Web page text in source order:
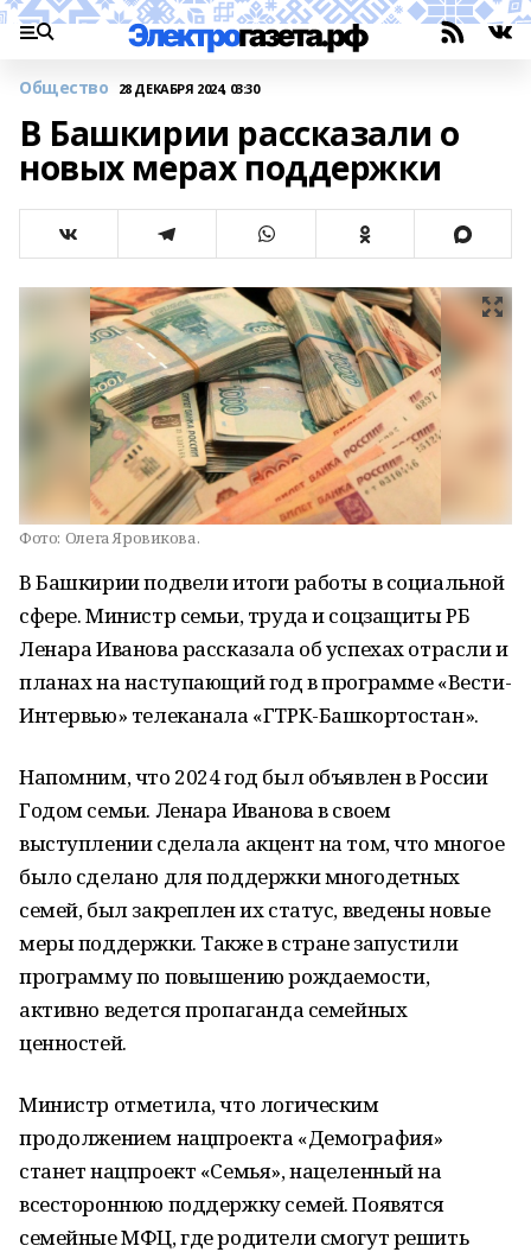
Общество 28 ДЕКАБРЯ 2024, 03:30
В Башкирии рассказали о
новых мерах поддержки
Фото: Олега Яровикова.
В Башкирии подвели итоги работы в социальной
сфере. Министр семьи, труда и соцзащиты РБ
Ленара Иванова рассказала об успехах отрасли и
планах на наступающий год в программе «Вести-
Интервью» телеканала «ГТРК-Башкортостан».
Напомним, что 2024 год был объявлен в России
Годом семьи. Ленара Иванова в своем
выступлении сделала акцент на том, что многое
было сделано для поддержки многодетных
семей, был закреплен их статус, введены новые
меры поддержки. Также в стране запустили
программу по повышению рождаемости,
активно ведется пропаганда семейных
ценностей.
Министр отметила, что логическим
продолжением нацпроекта «Демография»
станет нацпроект «Семья», нацеленный на
всестороннюю поддержку семей. Появятся
семейные МФЦ, где родители смогут решить